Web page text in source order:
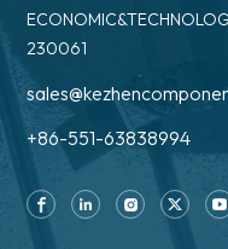
230061
+86-551-63838994